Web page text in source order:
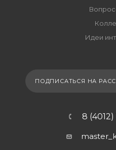
Идеи
ПОДПИСАТЬСЯ НА
8